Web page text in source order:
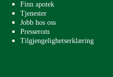
Finn apotek
Tjenester
Jobb hos oss
Presserom
Tilgjengelighetserklæring